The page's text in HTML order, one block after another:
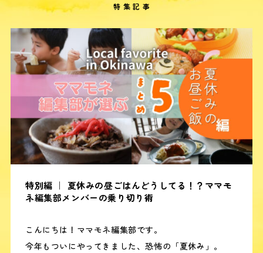
特集記事
特別編 ｜ 夏休みの昼ごはんどうしてる！？ママモ
ネ編集部メンバーの乗り切り術
こんにちは！ママモネ編集部です。
今年もついにやってきました、恐怖の「夏休み」。